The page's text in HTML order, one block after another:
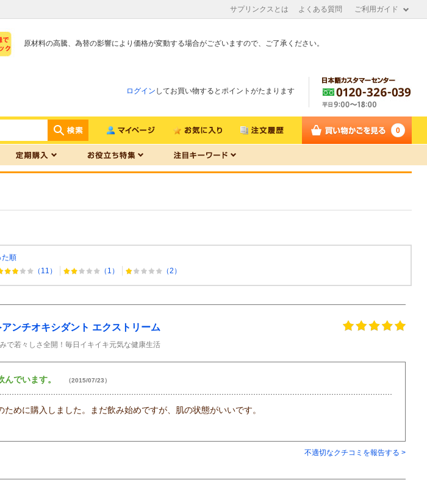
サプリンクスとは よくある質問 ご利用ガイド
原材料の高騰、為替の影響により価格が変動する場合がございますので、ご了承ください。
ログイン してお買い物するとポイントがたまります
0
た順
（11） （1） （2）
チオキシダント エクストリーム
で若々しさ全開！毎日イキイキ元気な健康生活
んでいます。 （2015/07/23）
ために購入しました。まだ飲み始めですが、肌の状態がいいです。
不適切なクチコミを報告する >